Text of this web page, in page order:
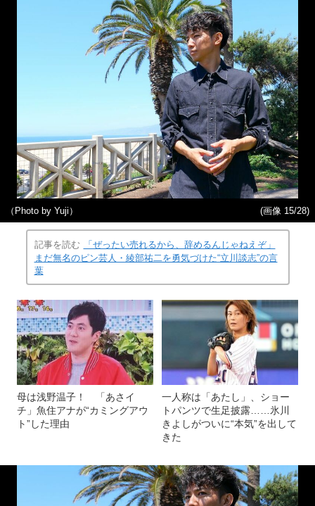
（Photo by Yuji） (画像 15/28)
記事を読む
「ぜったい売れるから、辞めるんじゃねえぞ」
まだ無名のピン芸人・綾部祐二を勇気づけた“立川談志”の言
葉
母は浅野温子！ 「あさイ
チ」魚住アナが“カミングアウ
ト”した理由
一人称は「あたし」、ショー
トパンツで生足披露……氷川
きよしがついに“本気”を出して
きた